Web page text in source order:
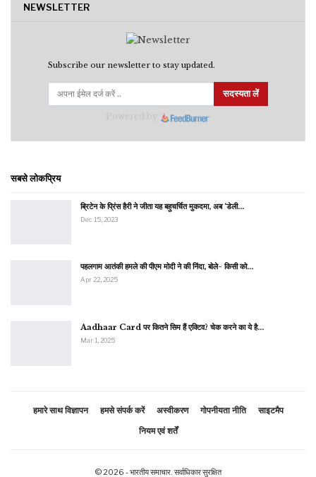
NEWSLETTER
Subscribe our newsletter to stay updated.
सदस्यता लें
सबसे लोकप्रिय
ब्रिटेन के प्रिंस हैरी ने जीता यह बहुचर्चित मुकदमा, अब ‘डेली…
Dec 15, 2023
पहलगाम आतंकी हमले की पीएम मोदी ने की निंदा, बोले- किसी को…
Apr 22, 2025
Aadhaar Card पर कितने सिम हैं एक्टिव? चेक करने का ये है…
Mar 1, 2025
हमारे साथ विज्ञापन हमसे संपर्क करें अस्वीकरण गोपनीयता नीति
साइटमैप
नियम एवं शर्तें
© 2026 - भारतीय समाचार. सर्वाधिकार सुरक्षित